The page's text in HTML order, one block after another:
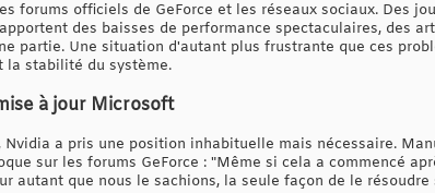
forums officiels de GeForce et les réseaux sociaux. Des
des baisses de performance spectaculaires, des
partie. Une situation d'autant plus frustrante que ces
la stabilité du système.
à jour Microsoft
Nvidia a pris une position inhabituelle mais nécessaire.
sur les forums GeForce : "Même si cela a commencé
autant que nous le sachions, la seule façon de le